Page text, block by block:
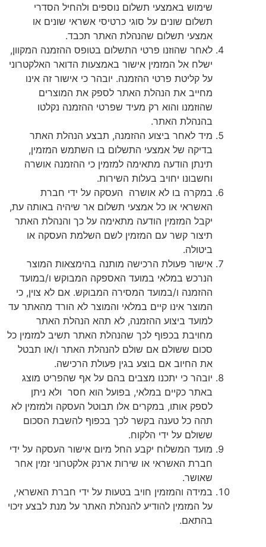
שימוש באמצעי תשלום נוספים ולהחיל הסדרי
תשלום שונים על סוגי כרטיסי אשראי שונים או
אמצעי תשלום שהנהלת האתר תכבד.
לאחר שהוזנו פרטי התשלום בטופס ההזמנה המקוון,
ישלח אל המזמין אישור באמצעות הדואר האלקטרוני
על קליטת פרטי ההזמנה. יובהר כי אישור זה אינו
מחייב את הנהלת האתר לספק את המוצרים
שהוזמנו והוא רק מעיד שפרטי ההזמנה נקלטו
בהנהלת האתר.
מיד לאחר ביצוע ההזמנה, תבצע הנהלת האתר
בדיקה של אמצעי התשלום בו השתמש המזמין,
תינתן הודעה מתאימה למזמין כי ההזמנה אושרה
וחשבונו יחויב בעלות השירות.
במקרה בו לא אושרה העסקה על ידי חברת
האשראי או כל אמצעי תשלום אר שיהיה באותה עת,
יקבל המזמין הודעה מתאימה על כך והנהלת האתר
תיצור קשר עם המזמין לשם השלמת העסקה או
ביטולה.
אישור פעולת הרכישה מותנה בהימצאות המוצר
הנרכש במלאי במועד האספקה המבוקש ו/במועד
ההזמנה ו/במועד המסירה המבוקש. אם לא צוין, כי
המוצר אינו קיים במלאי והמוצר לא הורד מהאתר עד
למועד ביצוע ההזמנה, לא תהא הנהלת האתר
מחויבת בכפוף לכך שהנהלת האתר תשיב למזמין כל
סכום ששולם אם שולם להנהלת האתר ו/או תבטל
את החיוב אם בוצע בגין פעולת הרכישה.
יובהר כי יתכנו מצבים בהם על אף שהפריט מוצג
באתר כקיים במלאי, בפועל הוא חסר ולא ניתן
לספק אותו, במקרים אלו תבוטל העסקה ולמזמין לא
תהה כל טענה בקשר לכך בכפוף להשבת הסכום
ששולם על ידי הלקוח.
מועד המשלוח יקבע החל מיום אישור העסקה על ידי
חברת האשראי או שירות ארנק אלקטרוני זמין אחר
שאושר.
במידה והמזמין חויב בטעות על ידי חברת האשראי,
על המזמין להודיע להנהלת האתר על מנת לבצע זיכוי
בהתאם.